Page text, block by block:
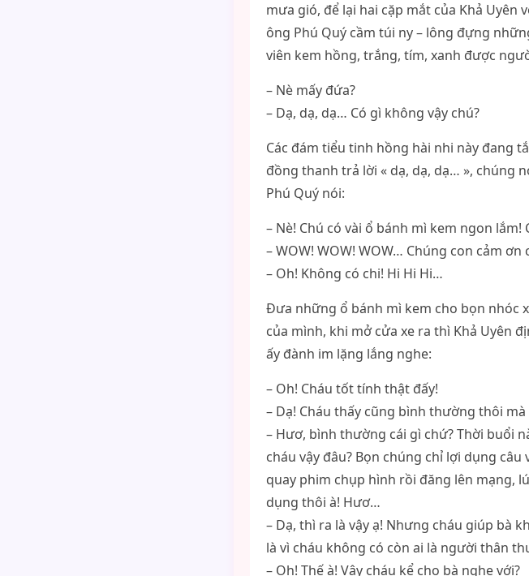
mưa gió, để lại hai cặp mắt của Khả Uyên
ông Phú Quý cầm túi ny – lông đựng
viên kem hồng, trắng, tím, xanh được
– Nè mấy đứa?
– Dạ, dạ, dạ… Có gì không vậy chú?
Các đám tiểu tinh hồng hài nhi này đang
đồng thanh trả lời « dạ, dạ, dạ… », chúng
Phú Quý nói:
– Nè! Chú có vài ổ bánh mì kem ngon
– WOW! WOW! WOW… Chúng con cảm
– Oh! Không có chi! Hi Hi Hi…
Đưa những ổ bánh mì kem cho bọn nhóc
của mình, khi mở cửa xe ra thì Khả Uyên
ấy đành im lặng lắng nghe:
– Oh! Cháu tốt tính thật đấy!
– Dạ! Cháu thấy cũng bình thường thôi mà
– Hươ, bình thường cái gì chứ? Thời buổi
cháu vậy đâu? Bọn chúng chỉ lợi dụng
quay phim chụp hình rồi đăng lên mạng,
dụng thôi à! Hươ…
– Dạ, thì ra là vậy ạ! Nhưng cháu giúp bà
là vì cháu không có còn ai là người thân
– Oh! Thế à! Vậy cháu kể cho bà nghe với?